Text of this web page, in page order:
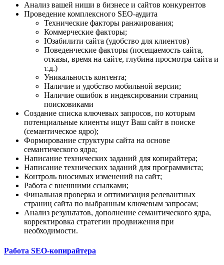
Анализ вашей ниши в бизнесе и сайтов конкурентов
Проведение комплексного SEO-аудита
Технические факторы ранжирования;
Коммерческие факторы;
Юзабилити сайта (удобство для клиентов)
Поведенческие факторы (посещаемость сайта,
отказы, время на сайте, глубина просмотра сайта и
т.д.)
Уникальность контента;
Наличие и удобство мобильной версии;
Наличие ошибок в индексировании страниц
поисковиками
Создание списка ключевых запросов, по которым
потенциальные клиенты ищут Ваш сайт в поиске
(семантическое ядро);
Формирование структуры сайта на основе
семантического ядра;
Написание технических заданий для копирайтера;
Написание технических заданий для программиста;
Контроль вносимых изменений на сайт;
Работа с внешними ссылками;
Финальная проверка и оптимизация релевантных
страниц сайта по выбранным ключевым запросам;
Анализ результатов, дополнение семантического ядра,
корректировка стратегии продвижения при
необходимости.
Работа SEO-копирайтера